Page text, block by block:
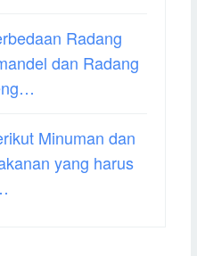
Radang
dan Radang
Minuman dan
yang harus